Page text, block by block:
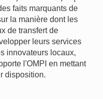
faits marquants de
la manière dont les
de transfert de
leurs services
innovateurs locaux,
l'OMPI en mettant
disposition.